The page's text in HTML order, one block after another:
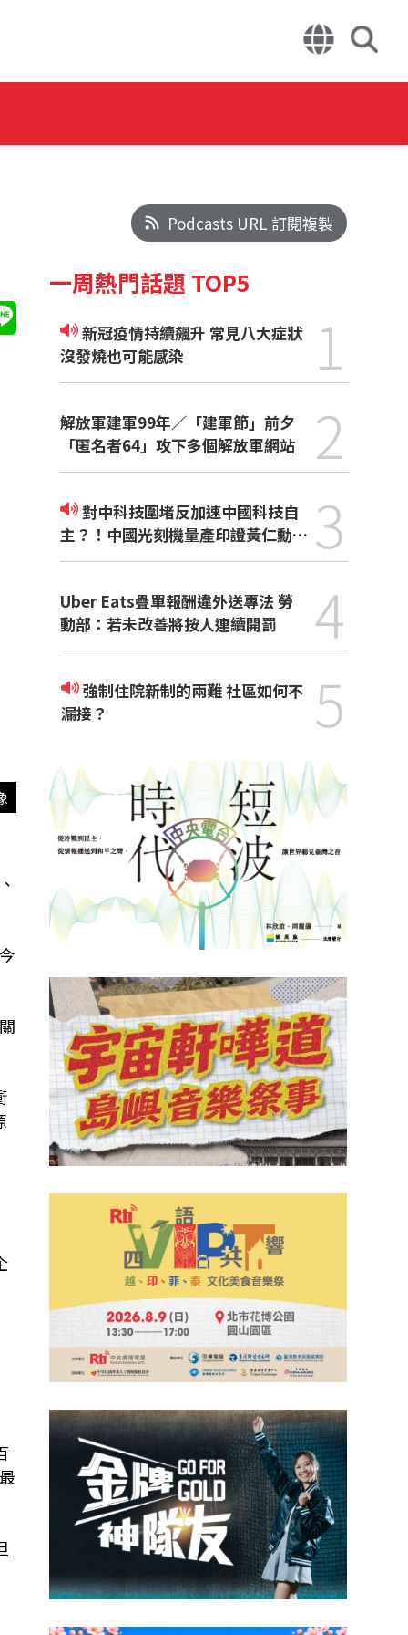
Podcasts URL 訂閱複製
一周熱門話題 TOP5
新冠疫情持續飆升 常見八大症狀
沒發燒也可能感染
1
解放軍建軍99年／「建軍節」前夕
「匿名者64」攻下多個解放軍網站
2
對中科技圍堵反加速中國科技自
主？！中國光刻機量產印證黃仁勳觀
點
3
Uber Eats疊單報酬違外送專法 勞
動部：若未改善將按人連續開罰
4
強制住院新制的兩難 社區如何不
漏接？
5